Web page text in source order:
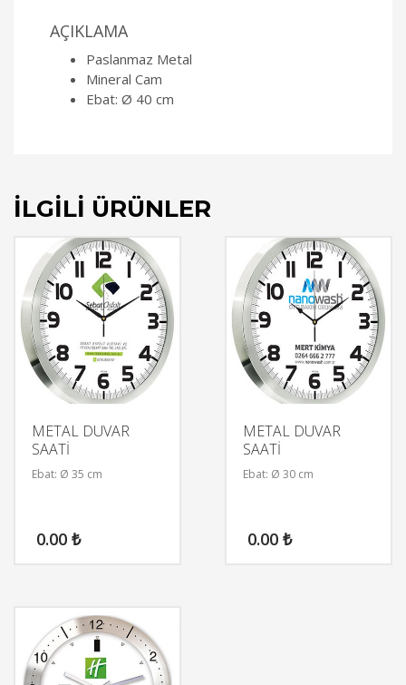
AÇIKLAMA
Paslanmaz Metal
Mineral Cam
Ebat: Ø 40 cm
İLGILI ÜRÜNLER
METAL DUVAR
SAATİ
Ebat: Ø 35 cm
0.00 ₺
METAL DUVAR
SAATİ
Ebat: Ø 30 cm
0.00 ₺